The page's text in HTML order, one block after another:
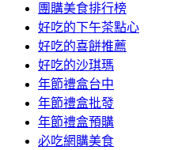
團購美食排行榜
好吃的下午茶點心
好吃的喜餅推薦
好吃的沙琪瑪
年節禮盒台中
年節禮盒批發
年節禮盒預購
必吃網購美食